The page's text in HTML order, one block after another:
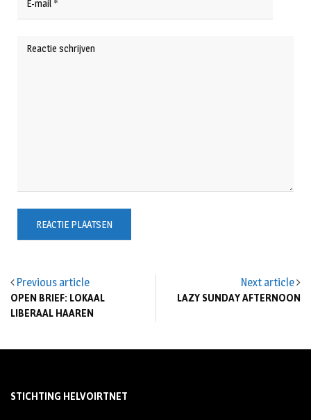
Previous article
OPEN BRIEF: LOKAAL
LIBERAAL HAAREN
Next article
LAZY SUNDAY AFTERNOON
STICHTING HELVOIRTNET